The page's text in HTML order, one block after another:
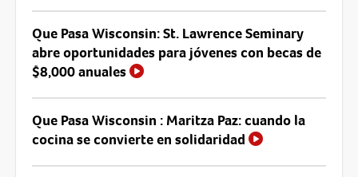
Que Pasa Wisconsin: St. Lawrence Seminary
abre oportunidades para jóvenes con becas de
$8,000 anuales
Que Pasa Wisconsin : Maritza Paz: cuando la
cocina se convierte en solidaridad